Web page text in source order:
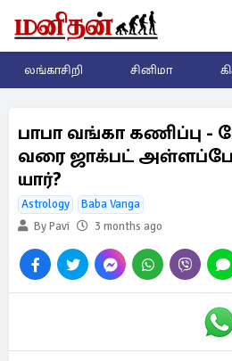
லங்காசிறி சினிமா
பாபா வங்கா கணிப்பு -
வரை ஜாக்பட்
யார்?
Astrology
Baba Vanga
By Pavi
3 months ago